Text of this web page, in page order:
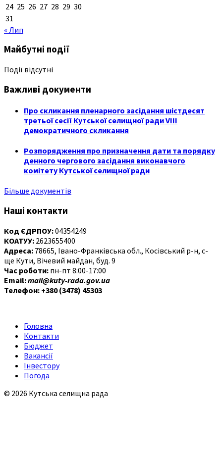
24 25 26 27 28 29 30
31
« Лип
Майбутні події
Події відсутні
Важливі документи
Про скликання пленарного засідання шістдесят
третьої сесії Кутської селищної ради VIII
демократичного скликання
Розпорядження про призначення дати та порядку
денного чергового засідання виконавчого
комітету Кутської селищної ради
Більше документів
Наші контакти
Код ЄДРПОУ:04354249
КОАТУУ: 2623655400
Адреса: 78665, Івано-Франківська обл., Косівський р-н, с-
ще Кути, Вічевий майдан, буд. 9
Час роботи: пн-пт 8:00-17:00
Email:mail@kuty-rada.gov.ua
Телефон: +380 (3478) 45303
Головна
Контакти
Бюджет
Вакансії
Інвестору
Погода
© 2026 Кутська селищна рада